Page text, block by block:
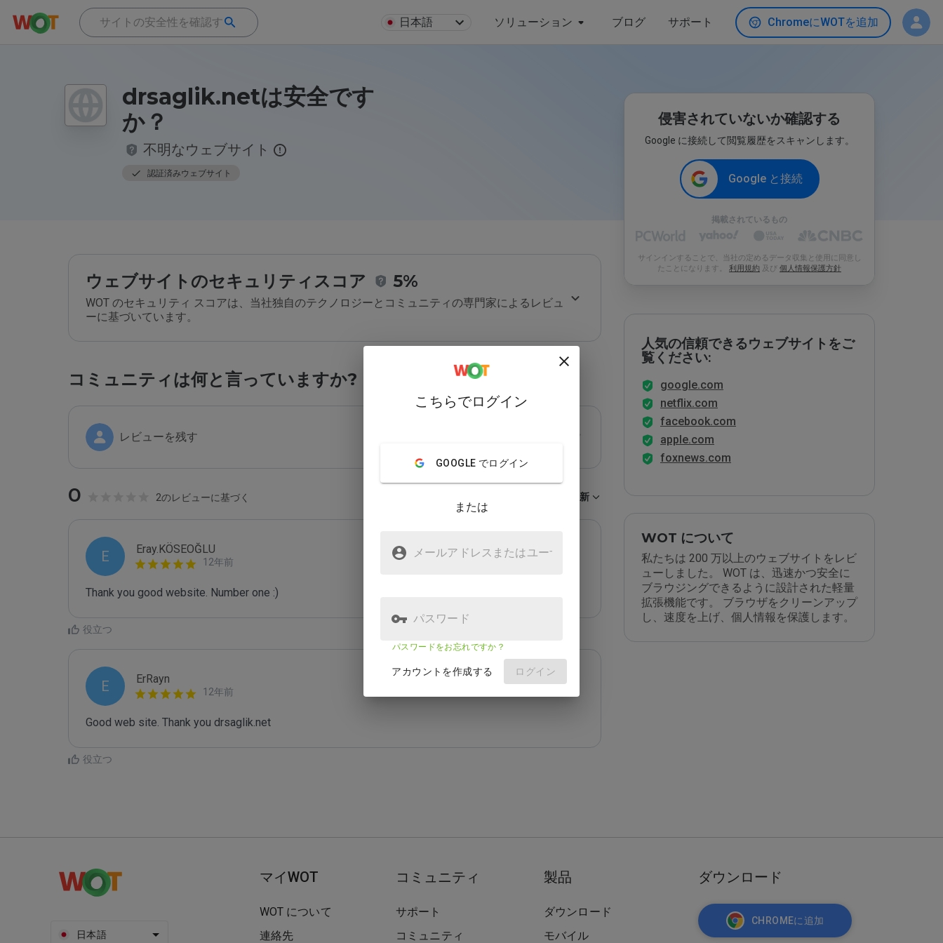
日本語 ソリューション ブログ サポート ChromeにWOTを追加
drsaglik.netは安全です
か？
不明なウェブサイト
認証済みウェブサイト
ウェブサイトのセキュリティスコア 5%
WOT のセキュリティ スコアは、当社独自のテクノロジーとコミュニティの専門家によるレビュ
ーに基づいています。
コミュニティは何と言っていますか?
レビューを残す
0 2のレビューに基づく 最新
E Eray.KÖSEOĞLU
12年前
Thank you good website. Number one :)
役立つ
E ErRayn
12年前
Good web site. Thank you drsaglik.net
役立つ
侵害されていないか確認する
Google に接続して閲覧履歴をスキャンします。
Google と接続
掲載されているもの
サインインすることで、当社の定めるデータ収集と使用に同意し
たことになります。 利用規約 及び 個人情報保護方針
人気の信頼できるウェブサイトをご
覧ください:
google.com
netflix.com
facebook.com
apple.com
foxnews.com
WOT について
私たちは 200 万以上のウェブサイトをレビ
ューしました。 WOT は、迅速かつ安全に
ブラウジングできるように設計された軽量
拡張機能です。 ブラウザをクリーンアップ
し、速度を上げ、個人情報を保護します。
日本語
マイWOT
WOT について
連絡先
コミュニティ
サポート
コミュニティ
製品
ダウンロード
モバイル
ダウンロード
CHROMEに追加
こちらでログイン
GOOGLE でログイン
または
メールアドレスまたはユーザ
名
パスワード
パスワードをお忘れですか？
アカウントを作成する ログイン